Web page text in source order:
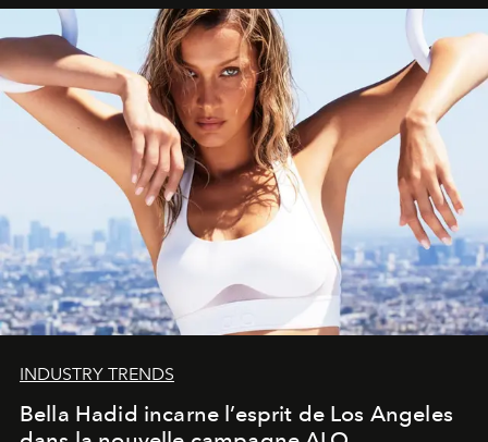
INDUSTRY TRENDS
Bella Hadid incarne l’esprit de Los Angeles